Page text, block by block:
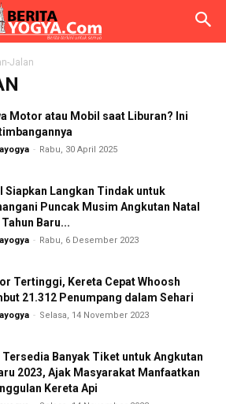
Jalan
Motor atau Mobil saat Liburan? Ini
- Rabu, 30 April 2025
Siapkan Langkan Tindak untuk
Puncak Musim Angkutan Natal
Baru...
- Rabu, 6 Desember 2023
Tertinggi, Kereta Cepat Whoosh
21.312 Penumpang dalam Sehari
- Selasa, 14 November 2023
Tersedia Banyak Tiket untuk Angkutan
2023, Ajak Masyarakat Manfaatkan
Kereta Api